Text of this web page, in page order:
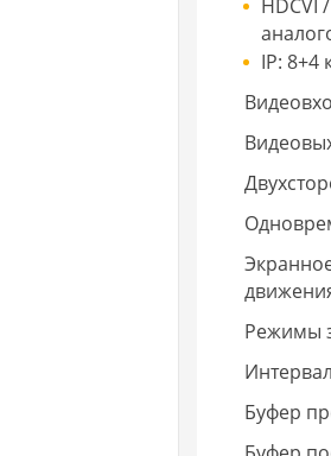
HDCVI
IP: 8+4
Режимы
Буфер